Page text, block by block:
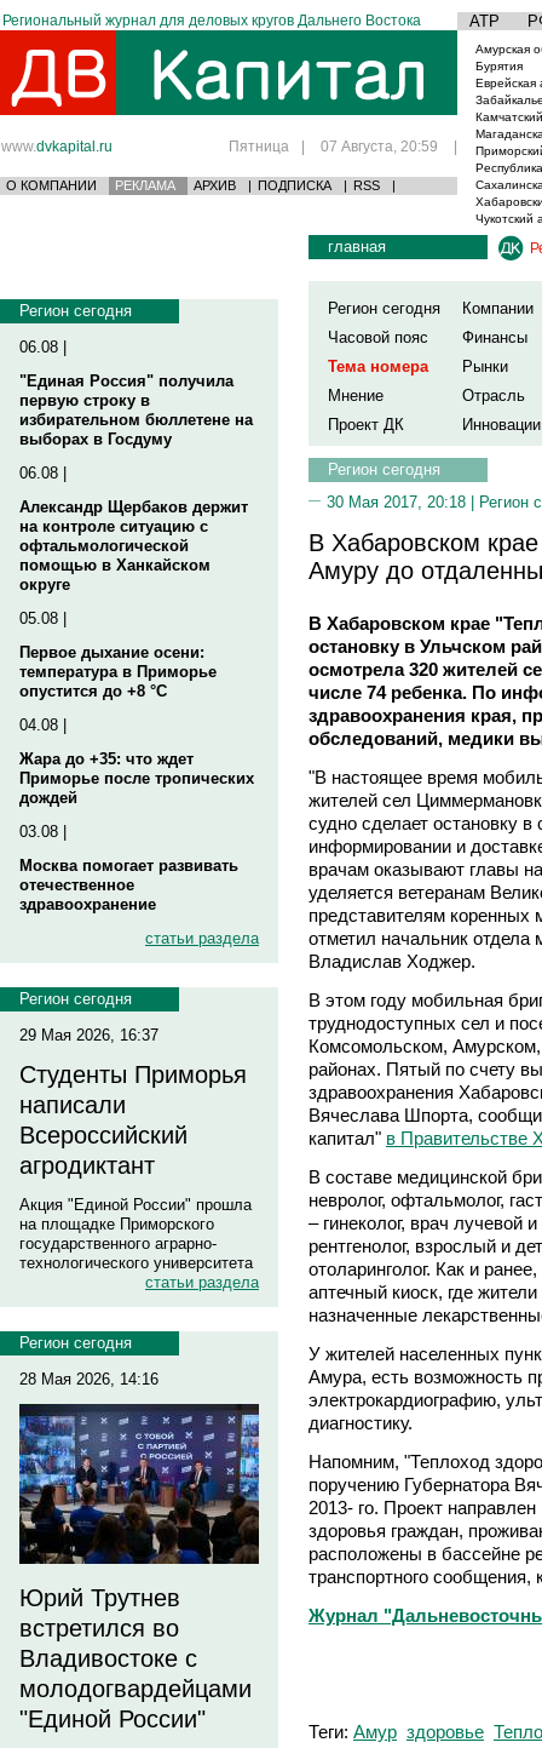
Региональный журнал для деловых кругов Дальнего Востока АТР
www.dvkapital.ru Пятница | 07 Августа, 20:59 |
О КОМПАНИИ РЕКЛАМА АРХИВ | ПОДПИСКА | RSS |
Амурская
Бурятия
Еврейская
Чукотский
Регион сегодня
06.08 |
"Единая Россия" получила
первую строку в
избирательном бюллетене на
выборах в Госдуму
06.08 |
Александр Щербаков держит
на контроле ситуацию с
офтальмологической
помощью в Ханкайском
округе
05.08 |
Первое дыхание осени:
температура в Приморье
опустится до +8 °C
04.08 |
Жара до +35: что ждет
Приморье после тропических
дождей
03.08 |
Москва помогает развивать
отечественное
здравоохранение
статьи раздела
Регион сегодня
29 Мая 2026, 16:37
Студенты Приморья
написали
Всероссийский
агродиктант
Акция "Единой России" прошла
на площадке Приморского
государственного аграрно-
технологического университета
статьи раздела
Регион сегодня
28 Мая 2026, 14:16
Юрий Трутнев
встретился во
Владивостоке с
молодогвардейцами
"Единой России"
главная
Регион сегодня
Компании
Часовой пояс
Финансы
Тема номера
Рынки
Мнение
Отрасль
Проект ДК
Инновации
Регион сегодня
30 Мая 2017, 20:18 | Регион
В Хабаровском
Амуру до
В Хабаровском крае
остановку в Ульчском
осмотрела 320 жителей
числе 74 ребенка. По
здравоохранения края,
обследований, медики
"В настоящее время
жителей сел
судно сделает остановку
информировании и
врачам оказывают главы
уделяется ветеранам
представителям
отметил начальник отдела
Владислав Ходжер.
В этом году мобильная
труднодоступных сел и
Комсомольском,
районах. Пятый по счету
здравоохранения
Вячеслава Шпорта,
капитал" в Правительстве
В составе медицинской
невролог, офтальмолог,
– гинеколог, врач лучевой
рентгенолог, взрослый и
отоларинголог. Как и
аптечный киоск, где
назначенные
У жителей населенных
Амура, есть возможность
электрокардиографию,
диагностику.
Напомним, "Теплоход
поручению Губернатора
2013- го. Проект
здоровья граждан,
расположены в бассейне
транспортного сообщения,
Журнал
Теги: Амур здоровье